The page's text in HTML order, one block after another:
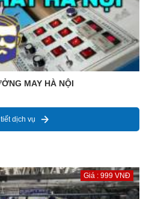
MAY HÀ NỘI
dịch vụ
Giá : 999 VNĐ